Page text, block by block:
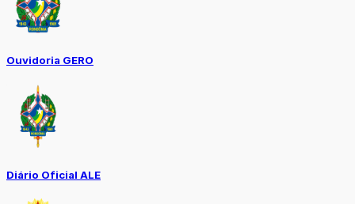
Ouvidoria GERO
Diário Oficial ALE